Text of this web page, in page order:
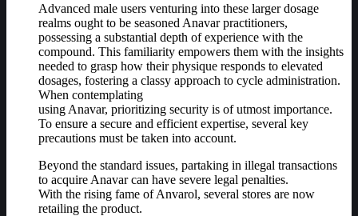
Advanced male users venturing into these larger dosage
realms ought to be seasoned Anavar practitioners,
possessing a substantial depth of experience with the
compound. This familiarity empowers them with the insights
needed to grasp how their physique responds to elevated
dosages, fostering a classy approach to cycle administration.
When contemplating
using Anavar, prioritizing security is of utmost importance.
To ensure a secure and efficient expertise, several key
precautions must be taken into account.
Beyond the standard issues, partaking in illegal transactions
to acquire Anavar can have severe legal penalties.
With the rising fame of Anvarol, several stores are now
retailing the product.